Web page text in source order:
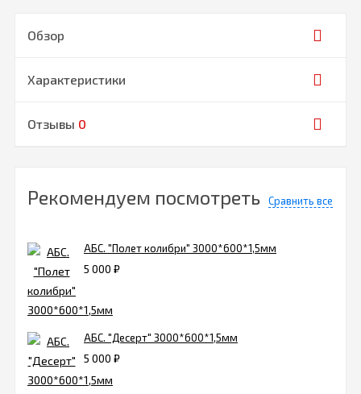
Обзор
Характеристики
Отзывы 0
Рекомендуем посмотреть Сравнить все
АБС. "Полет колибри" 3000*600*1,5мм
5 000 ₽
АБС. "Десерт" 3000*600*1,5мм
5 000 ₽